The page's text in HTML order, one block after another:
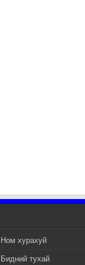
Ном хурахуй
Бидний тухай